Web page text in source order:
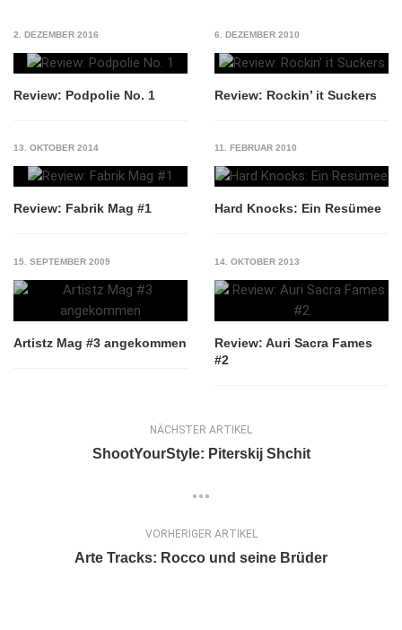
2. DEZEMBER 2016
Review: Podpolie No. 1
6. DEZEMBER 2010
Review: Rockin’ it Suckers
13. OKTOBER 2014
Review: Fabrik Mag #1
11. FEBRUAR 2010
Hard Knocks: Ein Resümee
15. SEPTEMBER 2009
Artistz Mag #3 angekommen
14. OKTOBER 2013
Review: Auri Sacra Fames
#2
NÄCHSTER ARTIKEL
ShootYourStyle: Piterskij Shchit
VORHERIGER ARTIKEL
Arte Tracks: Rocco und seine Brüder